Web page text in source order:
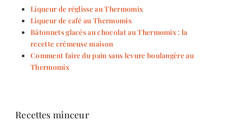
Liqueur de réglisse au Thermomix
Liqueur de café au Thermomix
Bâtonnets glacés au chocolat au Thermomix : la
recette crémeuse maison
Comment faire du pain sans levure boulangère au
Thermomix
Recettes minceur